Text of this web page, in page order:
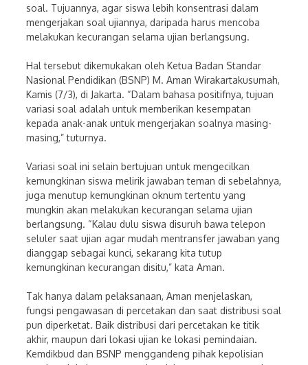
soal. Tujuannya, agar siswa lebih konsentrasi dalam
mengerjakan soal ujiannya, daripada harus mencoba
melakukan kecurangan selama ujian berlangsung.
Hal tersebut dikemukakan oleh Ketua Badan Standar
Nasional Pendidikan (BSNP) M. Aman Wirakartakusumah,
Kamis (7/3), di Jakarta. “Dalam bahasa positifnya, tujuan
variasi soal adalah untuk memberikan kesempatan
kepada anak-anak untuk mengerjakan soalnya masing-
masing,” tuturnya.
Variasi soal ini selain bertujuan untuk mengecilkan
kemungkinan siswa melirik jawaban teman di sebelahnya,
juga menutup kemungkinan oknum tertentu yang
mungkin akan melakukan kecurangan selama ujian
berlangsung. “Kalau dulu siswa disuruh bawa telepon
seluler saat ujian agar mudah mentransfer jawaban yang
dianggap sebagai kunci, sekarang kita tutup
kemungkinan kecurangan disitu,” kata Aman.
Tak hanya dalam pelaksanaan, Aman menjelaskan,
fungsi pengawasan di percetakan dan saat distribusi soal
pun diperketat. Baik distribusi dari percetakan ke titik
akhir, maupun dari lokasi ujian ke lokasi pemindaian.
Kemdikbud dan BSNP menggandeng pihak kepolisian